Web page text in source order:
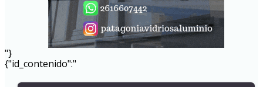
"}
{"id_contenido":"